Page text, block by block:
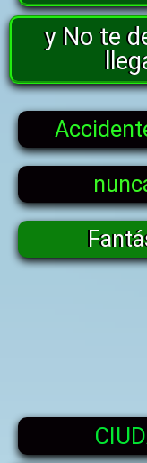
y No te